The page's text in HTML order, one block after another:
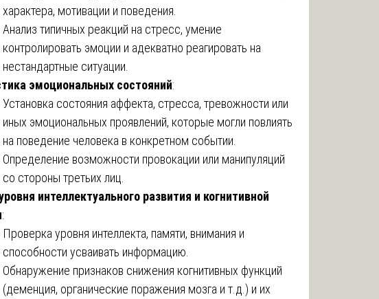
характера, мотивации и поведения.
Анализ типичных реакций на стресс, умение
контролировать эмоции и адекватно реагировать на
нестандартные ситуации.
эмоциональных состояний:
Установка состояния аффекта, стресса, тревожности или
иных эмоциональных проявлений, которые могли повлиять
на поведение человека в конкретном событии.
Определение возможности провокации или манипуляций
со стороны третьих лиц.
интеллектуального развития и когнитивной
:
Проверка уровня интеллекта, памяти, внимания и
способности усваивать информацию.
Обнаружение признаков снижения когнитивных функций
(деменция, органические поражения мозга и т.д.) и их